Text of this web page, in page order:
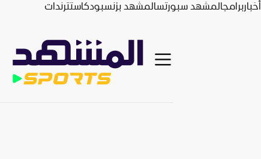
أخباربرامجالمشهد سبورتسالمشهد بزنسبودكاستترندات